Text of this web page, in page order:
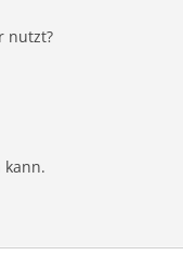
nutzt?
kann.